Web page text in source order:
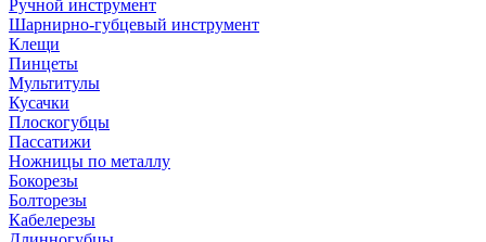
Ручной инструмент
Шарнирно-губцевый инструмент
Клещи
Пинцеты
Мультитулы
Кусачки
Плоскогубцы
Пассатижи
Ножницы по металлу
Бокорезы
Болторезы
Кабелерезы